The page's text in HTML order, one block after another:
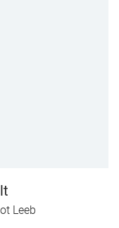
Leeb